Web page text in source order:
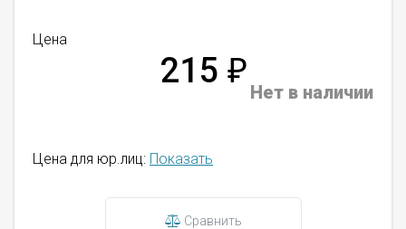
Цена
215 ₽
Нет в наличии
Цена для юр.лиц: Показать
Сравнить